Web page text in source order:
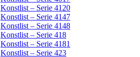
Konstlist – Serie 4120
Konstlist – Serie 4147
Konstlist – Serie 4148
Konstlist – Serie 418
Konstlist – Serie 4181
Konstlist – Serie 423